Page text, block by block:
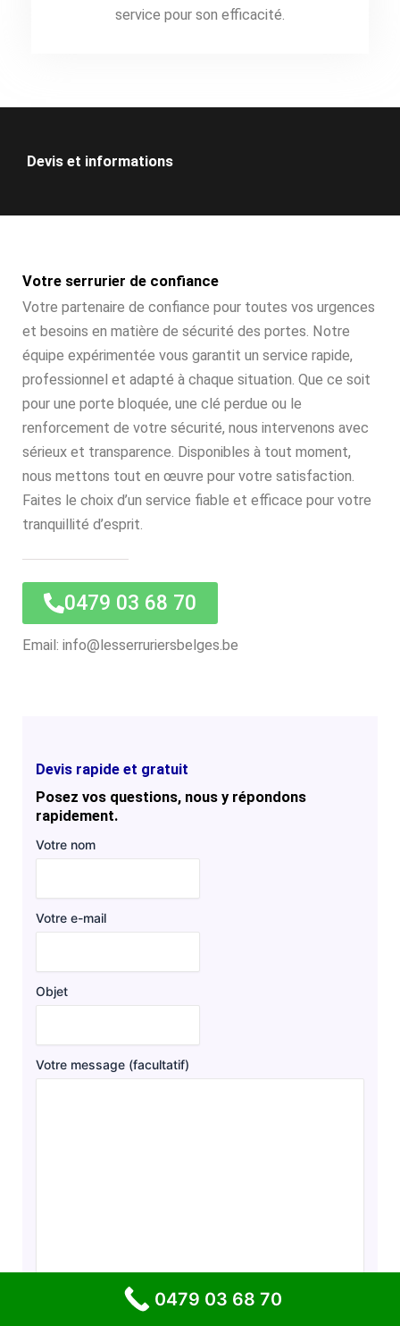
service pour son efficacité.
Devis et informations
Votre serrurier de confiance
Votre partenaire de confiance pour toutes vos urgences
et besoins en matière de sécurité des portes. Notre
équipe expérimentée vous garantit un service rapide,
professionnel et adapté à chaque situation. Que ce soit
pour une porte bloquée, une clé perdue ou le
renforcement de votre sécurité, nous intervenons avec
sérieux et transparence. Disponibles à tout moment,
nous mettons tout en œuvre pour votre satisfaction.
Faites le choix d’un service fiable et efficace pour votre
tranquillité d’esprit.
0479 03 68 70
Email: info@lesserruriersbelges.be
Devis rapide et gratuit
Posez vos questions, nous y répondons
rapidement.
Votre nom
Votre e-mail
Objet
Votre message (facultatif)
0479 03 68 70